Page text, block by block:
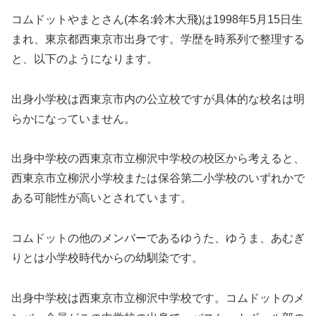
コムドットやまとさん(本名:鈴木大飛)は1998年5月15日生
まれ、東京都西東京市出身です。学歴を時系列で整理する
と、以下のようになります。
出身小学校は西東京市内の公立校ですが具体的な校名は明
らかになっていません。
出身中学校の西東京市立柳沢中学校の校区から考えると、
西東京市立柳沢小学校または保谷第二小学校のいずれかで
ある可能性が高いとされています。
コムドットの他のメンバーであるゆうた、ゆうま、あむぎ
りとは小学校時代からの幼馴染です。
出身中学校は西東京市立柳沢中学校です。コムドットのメ